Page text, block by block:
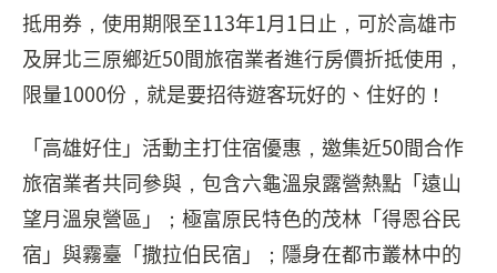
抵用券，使用期限至113年1月1日止，可於高雄市
及屏北三原鄉近50間旅宿業者進行房價折抵使用，
限量1000份，就是要招待遊客玩好的、住好的！
「高雄好住」活動主打住宿優惠，邀集近50間合作
旅宿業者共同參與，包含六龜溫泉露營熱點「遠山
望月溫泉營區」；極富原民特色的茂林「得恩谷民
宿」與霧臺「撒拉伯民宿」；隱身在都市叢林中的